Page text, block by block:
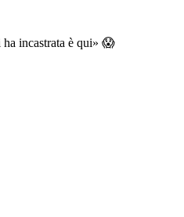
incastrata è qui» 😱